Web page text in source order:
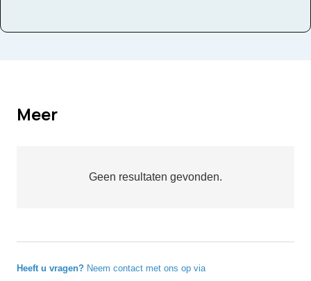
Meer
Geen resultaten gevonden.
Heeft u vragen? Neem contact met ons op via